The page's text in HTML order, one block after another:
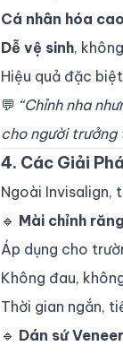
Cá nhân hóa cao
Dễ vệ sinh,
Hiệu quả đặc
💬 “Chỉnh nha
cho người trưởng
4. Các Giải
Ngoài Invisalign,
🔹 Mài chỉnh
Áp dụng cho
Không đau,
Thời gian ngắn,
🔹 Dán sứ